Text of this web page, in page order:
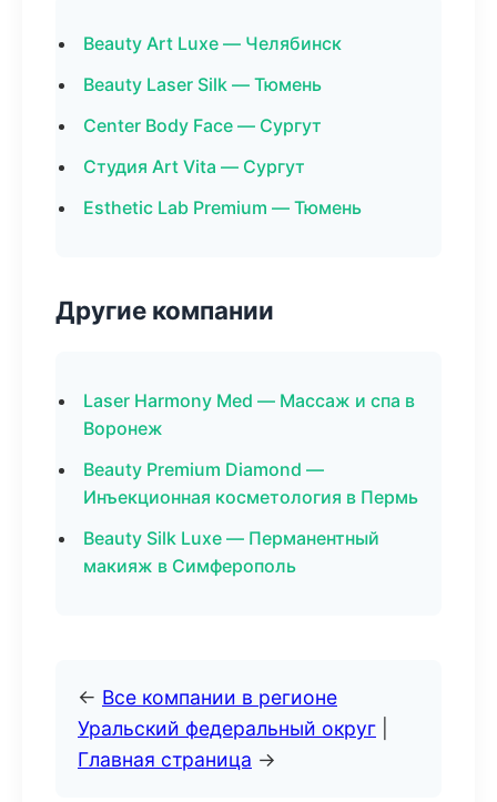
Beauty Art Luxe — Челябинск
Beauty Laser Silk — Тюмень
Center Body Face — Сургут
Студия Art Vita — Сургут
Esthetic Lab Premium — Тюмень
Другие компании
Laser Harmony Med — Массаж и спа в
Воронеж
Beauty Premium Diamond —
Инъекционная косметология в Пермь
Beauty Silk Luxe — Перманентный
макияж в Симферополь
← Все компании в регионе
Уральский федеральный округ
Главная страница →